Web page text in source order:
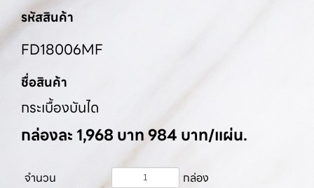
รหัสสินค้า
FD18006MF
ชื่อสินค้า
กระเบื้องบันได
กล่องละ 1,968 บาท 984 บาท/แผ่น.
จำนวน กล่อง